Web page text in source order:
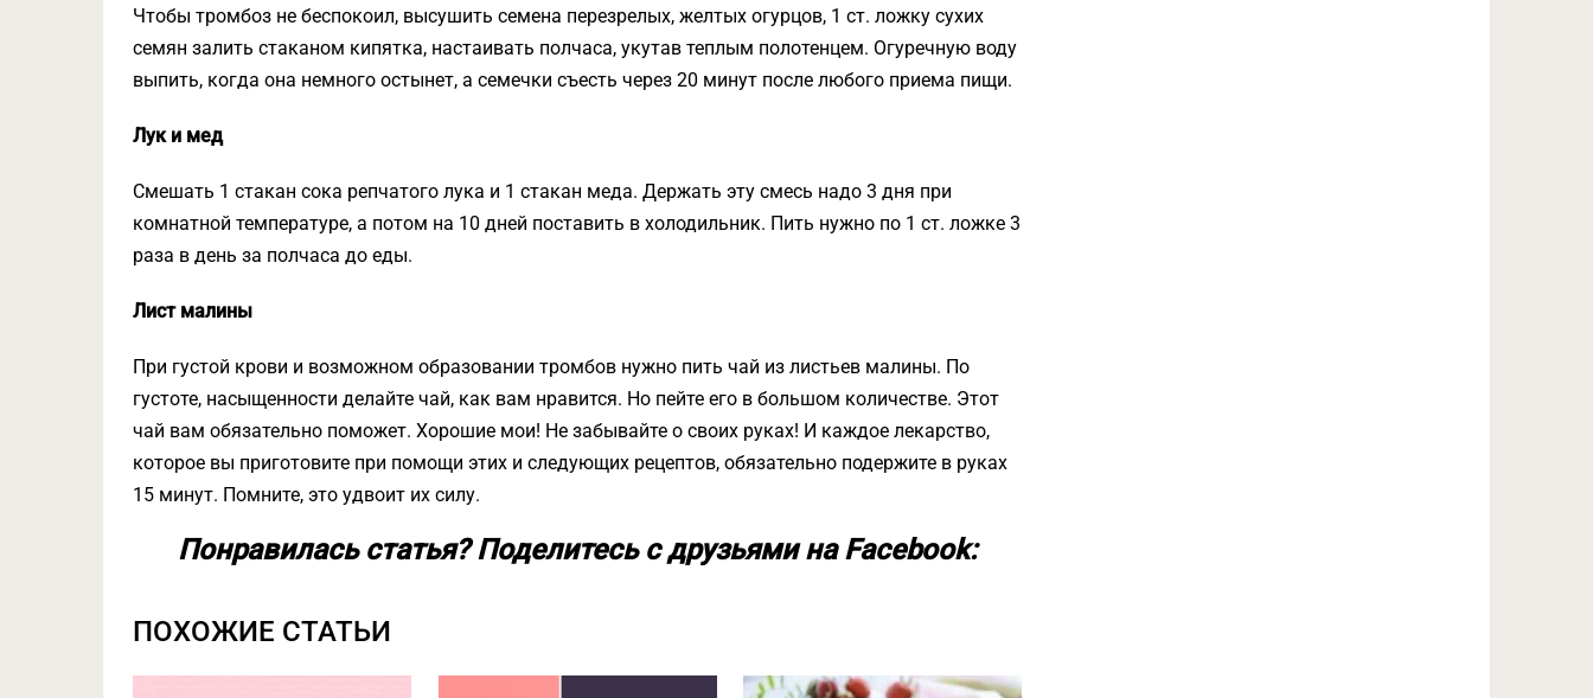
Чтобы тромбоз не беспокоил, высушить семена перезрелых, желтых огурцов, 1 ст. ложку сухих
семян залить стаканом кипятка, настаивать полчаса, укутав теплым полотенцем. Огуречную воду
выпить, когда она немного остынет, а семечки съесть через 20 минут после любого приема пищи.
Лук и мед
Смешать 1 стакан сока репчатого лука и 1 стакан меда. Держать эту смесь надо 3 дня при
комнатной температуре, а потом на 10 дней поставить в холодильник. Пить нужно по 1 ст. ложке 3
раза в день за полчаса до еды.
Лист малины
При густой крови и возможном образовании тромбов нужно пить чай из листьев малины. По
густоте, насыщенности делайте чай, как вам нравится. Но пейте его в большом количестве. Этот
чай вам обязательно поможет. Хорошие мои! Не забывайте о своих руках! И каждое лекарство,
которое вы приготовите при помощи этих и следующих рецептов, обязательно подержите в руках
15 минут. Помните, это удвоит их силу.
Понравилась статья? Поделитесь с друзьями на Facebook:
ПОХОЖИЕ СТАТЬИ